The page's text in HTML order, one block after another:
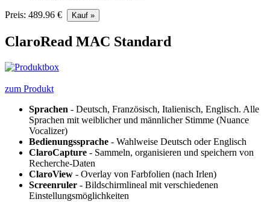
Preis: 489.96 €
ClaroRead MAC Standard
zum Produkt
Sprachen - Deutsch, Französisch, Italienisch, Englisch. Alle
Sprachen mit weiblicher und männlicher Stimme (Nuance
Vocalizer)
Bedienungssprache - Wahlweise Deutsch oder Englisch
ClaroCapture - Sammeln, organisieren und speichern von
Recherche-Daten
ClaroView - Overlay von Farbfolien (nach Irlen)
Screenruler - Bildschirmlineal mit verschiedenen
Einstellungsmöglichkeiten